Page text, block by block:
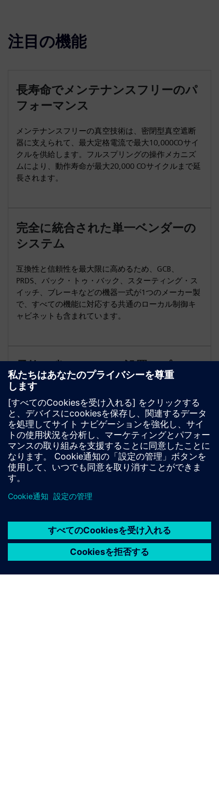
注目の機能
長寿命でメンテナンスフリーのパ
フォーマンス
メンテナンスフリーの真空技術は、密閉型真空遮断
器に支えられて、最大定格電流で最大10,000COサイ
クルを供給します。フルスプリングの操作メカニズ
ムにより、動作寿命が最大20,000 COサイクルまで延
長されます。
完全に統合された単一ベンダーの
システム
互換性と信頼性を最大限に高めるため、GCB、
PRDS、バック・トゥ・バック、スターティング・ス
イッチ、ブレーキなどの機器一式が1つのメーカー製
で、すべての機能に対応する共通のローカル制御キ
ャビネットも含まれています。
柔軟で省スペースの設置オプショ
ン
設置面積がコンパクトで必要なスペースが少ないた
め、設置が簡単です。水平または垂直の構成とオプ
ションの分解配送により、困難な現場や厳しいプロ
ジェクト条件に柔軟に対応できます。